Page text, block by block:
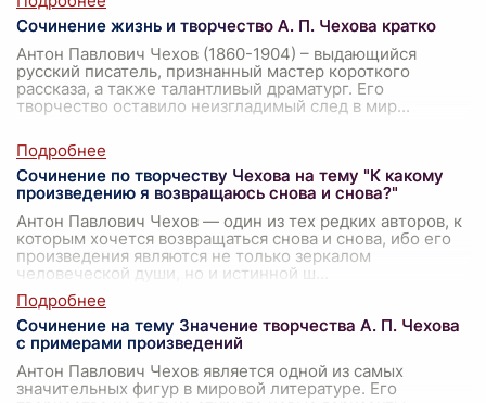
Сочинение жизнь и творчество А. П. Чехова кратко
Антон Павлович Чехов (1860-1904) – выдающийся
русский писатель, признанный мастер короткого
рассказа, а также талантливый драматург. Его
творчество оставило неизгладимый след в мир...
Сочинение по творчеству Чехова на тему "К какому
произведению я возвращаюсь снова и снова?"
Антон Павлович Чехов — один из тех редких авторов, к
которым хочется возвращаться снова и снова, ибо его
произведения являются не только зеркалом
человеческой души, но и истинной ш
Сочинение на тему Значение творчества А. П. Чехова
с примерами произведений
Антон Павлович Чехов является одной из самых
значительных фигур в мировой литературе. Его